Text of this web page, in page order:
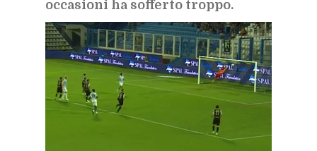
oc­ca­sio­ni ha sof­fer­to trop­po.